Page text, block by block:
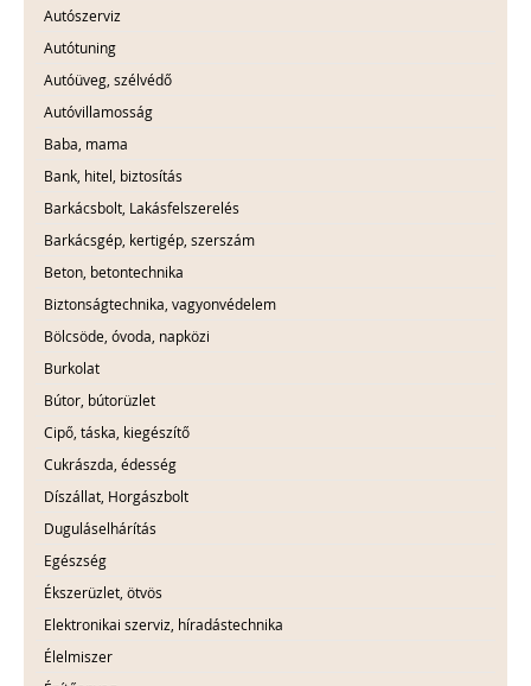
Autószerviz
Autótuning
Autóüveg, szélvédő
Autóvillamosság
Baba, mama
Bank, hitel, biztosítás
Barkácsbolt, Lakásfelszerelés
Barkácsgép, kertigép, szerszám
Beton, betontechnika
Biztonságtechnika, vagyonvédelem
Bölcsöde, óvoda, napközi
Burkolat
Bútor, bútorüzlet
Cipő, táska, kiegészítő
Cukrászda, édesség
Díszállat, Horgászbolt
Duguláselhárítás
Egészség
Ékszerüzlet, ötvös
Elektronikai szerviz, híradástechnika
Élelmiszer